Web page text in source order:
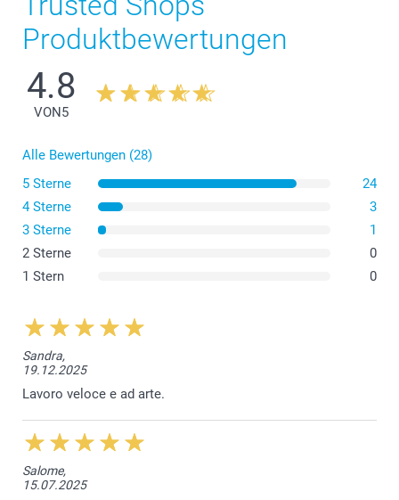
Produktbewertungen
4.8
VON 5
Alle Bewertungen (28)
5 Sterne
24
4 Sterne
3
3 Sterne
1
2 Sterne
0
1 Stern
0
Sandra,
19.12.2025
Lavoro veloce e ad arte.
Salome,
15.07.2025